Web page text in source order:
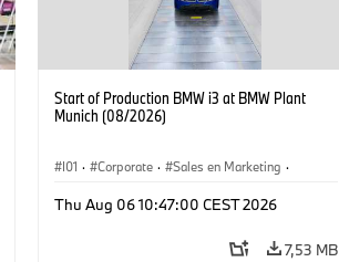
Start of Production BMW i3 at BMW Plant
Munich (08/2026)
I01 · Corporate · Sales en Marketing ·
Thu Aug 06 10:47:00 CEST 2026
7,53 MB